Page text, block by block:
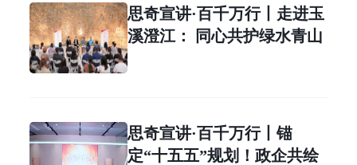
思奇宣讲·百千万行丨走进玉
溪澄江： 同心共护绿水青山
思奇宣讲·百千万行丨锚
定“十五五”规划！政企共绘